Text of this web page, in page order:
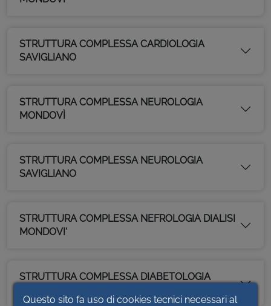
STRUTTURA COMPLESSA CARDIOLOGIA
SAVIGLIANO
STRUTTURA COMPLESSA NEUROLOGIA
MONDOVÌ
STRUTTURA COMPLESSA NEUROLOGIA
SAVIGLIANO
STRUTTURA COMPLESSA NEFROLOGIA DIALISI
MONDOVI'
STRUTTURA COMPLESSA DIABETOLOGIA
Questo sito fa uso di cookies tecnici necessari al